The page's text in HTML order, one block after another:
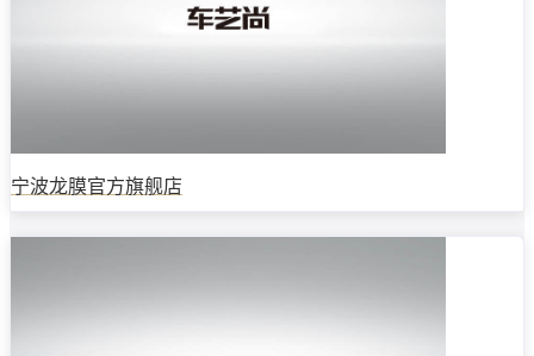
宁波龙膜官方旗舰店